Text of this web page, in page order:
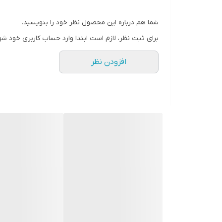
شما هم درباره این محصول نظر خود را بنویسید.
برای ثبت نظر، لازم است ابتدا وارد حساب کاربری خود
افزودن نظر